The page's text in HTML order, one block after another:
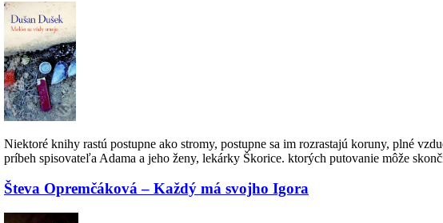
Niektoré knihy rastú postupne ako stromy, postupne sa im rozrastajú koruny, plné
príbeh spisovateľa Adama a jeho ženy, lekárky Škorice. ktorých putovanie môže
Števa Opremčáková – Každý má svojho Igora